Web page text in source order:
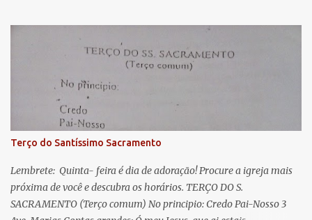
lágrimas. Eia, pois, Advogada nossa, estes vossos olhos
misericordiosos a nós volvei, e depois deste desterro, mostrai-nos
Jesus. Bendito é o fruto do vosso ventre, ó clemente, ó piedosa, ó
doce e sempre Virgem Maria. Rogai por nós Santa Mãe de Deus.
Para que sejamos dignos das promessas de Cristo. Amém.
Terço do Santíssimo Sacramento
Lembrete: Quinta- feira é dia de adoração! Procure a igreja mais
próxima de você e descubra os horários. TERÇO DO S.
SACRAMENTO (Terço comum) No principio: Credo Pai-Nosso 3